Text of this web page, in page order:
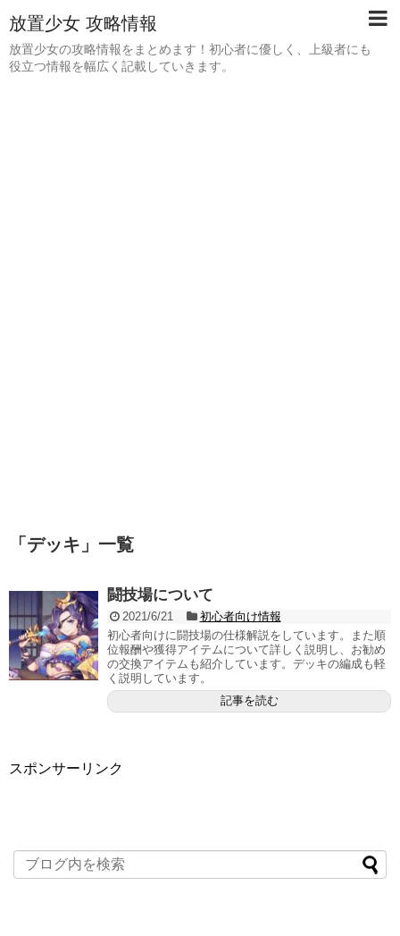
放置少女 攻略情報
放置少女の攻略情報をまとめます！初心者に優しく、上級者にも
役立つ情報を幅広く記載していきます。
「 デッキ 」 一覧
闘技場について
2021/6/21
初心者向け情報
初心者向けに闘技場の仕様解説をしています。また順
位報酬や獲得アイテムについて詳しく説明し、お勧め
の交換アイテムも紹介しています。デッキの編成も軽
く説明しています。
記事を読む
スポンサーリンク